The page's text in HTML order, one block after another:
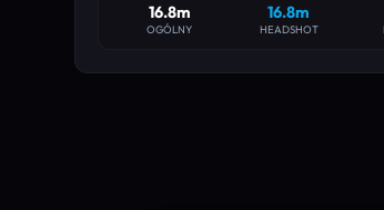
16.8m
OGÓLNY
16.8m
HEADSHOT